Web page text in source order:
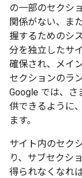
の一部のセクシ
関係がない、ま
握するためのシ
分を独立したサ
確保され、メイ
セクションのラ
Google では、さ
供できるように
ます。
サイト内のセク
り、サブセクシ
得られなくなれ